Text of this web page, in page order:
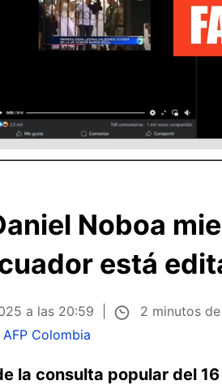
Noboa
está
a las 20:59
2 minutos
AFP Colombia
la consulta popular del